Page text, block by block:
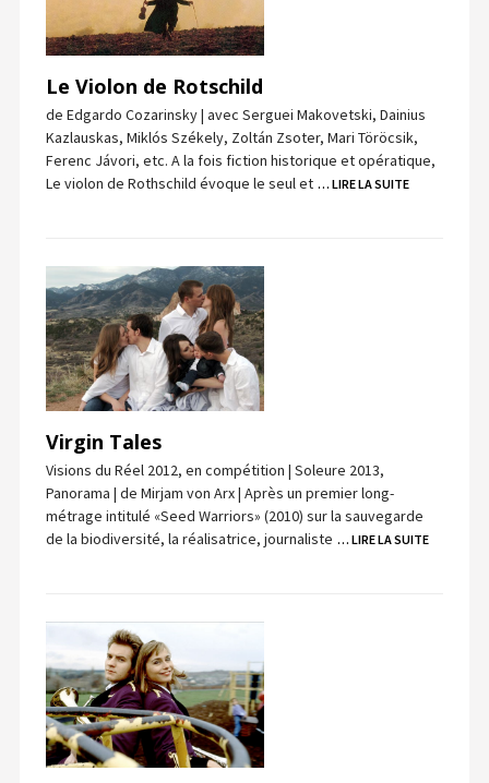
Le Violon de Rotschild
de Edgardo Cozarinsky | avec Serguei Makovetski, Dainius
Kazlauskas, Miklós Székely, Zoltán Zsoter, Mari Töröcsik,
Ferenc Jávori, etc. A la fois fiction historique et opératique,
Le violon de Rothschild évoque le seul et … LIRE LA SUITE
Virgin Tales
Visions du Réel 2012, en compétition | Soleure 2013,
Panorama | de Mirjam von Arx | Après un premier long-
métrage intitulé «Seed Warriors» (2010) sur la sauvegarde
de la biodiversité, la réalisatrice, journaliste … LIRE LA SUITE